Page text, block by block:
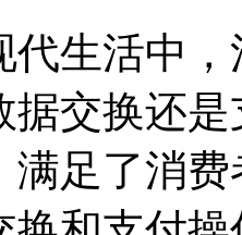
代生活中
据交换还
满足了消